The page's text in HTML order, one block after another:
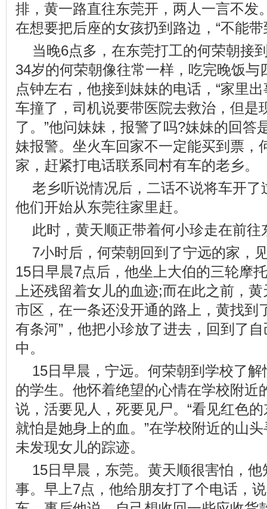
排，黄一路直往东莞开，两人一言不发
在想要把后座的女孩扔到路边，“不能带
当晚6点多，在东莞打工的何荣朝接
34岁的何荣朝像往常一样，吃完晚饭与
点钟左右，他接到妹妹的电话，“家里
车撞了，司机说要带医院去救治，但是
了。”他问妹妹，报警了吗?妹妹的回答
妹报警。坐火车回家不一定能买到票，
家，赶紧打电话联系同村有车的老乡。
老乡听说情况后，二话不说将车开
他们开始从东莞往家里赶。
此时，黄天顺正带着何小珍走在前往
7小时后，何荣朝回到了宁远的家，
15日早晨7点后，他坐上大伯的三轮摩
上还残留着女儿的血迹;而在此之前，
市区，在一条还没开通的路上，黄找到
有条河”，他把小珍放了进去，回到了
中。
15日早晨，宁远。何荣朝到学校了
的学生。他怀着绝望的心情在学校附近
说，活要见人，死要见尸。“看见红色
就怕是她身上的血。”在学校附近的山
未发现女儿的踪迹。
15日早晨，东莞。黄天顺很害怕，
事。早上7点，他给朋友打了个电话，